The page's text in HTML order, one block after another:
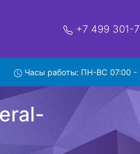
+7 499 301-
Часы работы: ПН-ВС 07:00 -
с
которая
в
с
в сервисный